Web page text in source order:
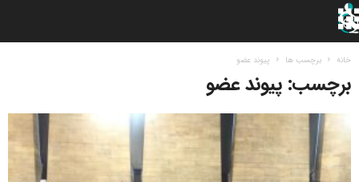
خانه برچسب ها پیوند عضو
برچسب: پیوند عضو